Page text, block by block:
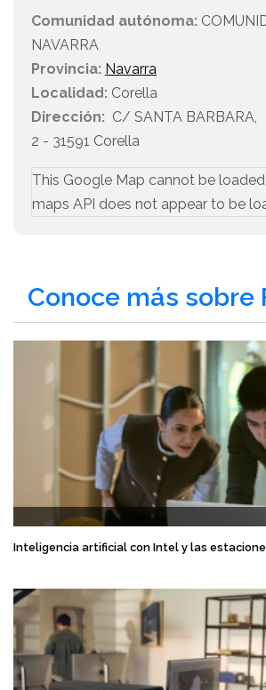
Comunidad autónoma:
NAVARRA
Provincia: Navarra
Localidad: Corella
Dirección: C/ SANTA BARBARA,
2 - 31591 Corella
This Google Map cannot be
maps API does not appear to be
Conoce más sobre
Inteligencia artificial con Intel y las